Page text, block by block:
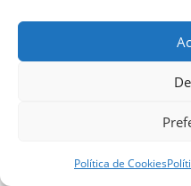
Política de Cookies